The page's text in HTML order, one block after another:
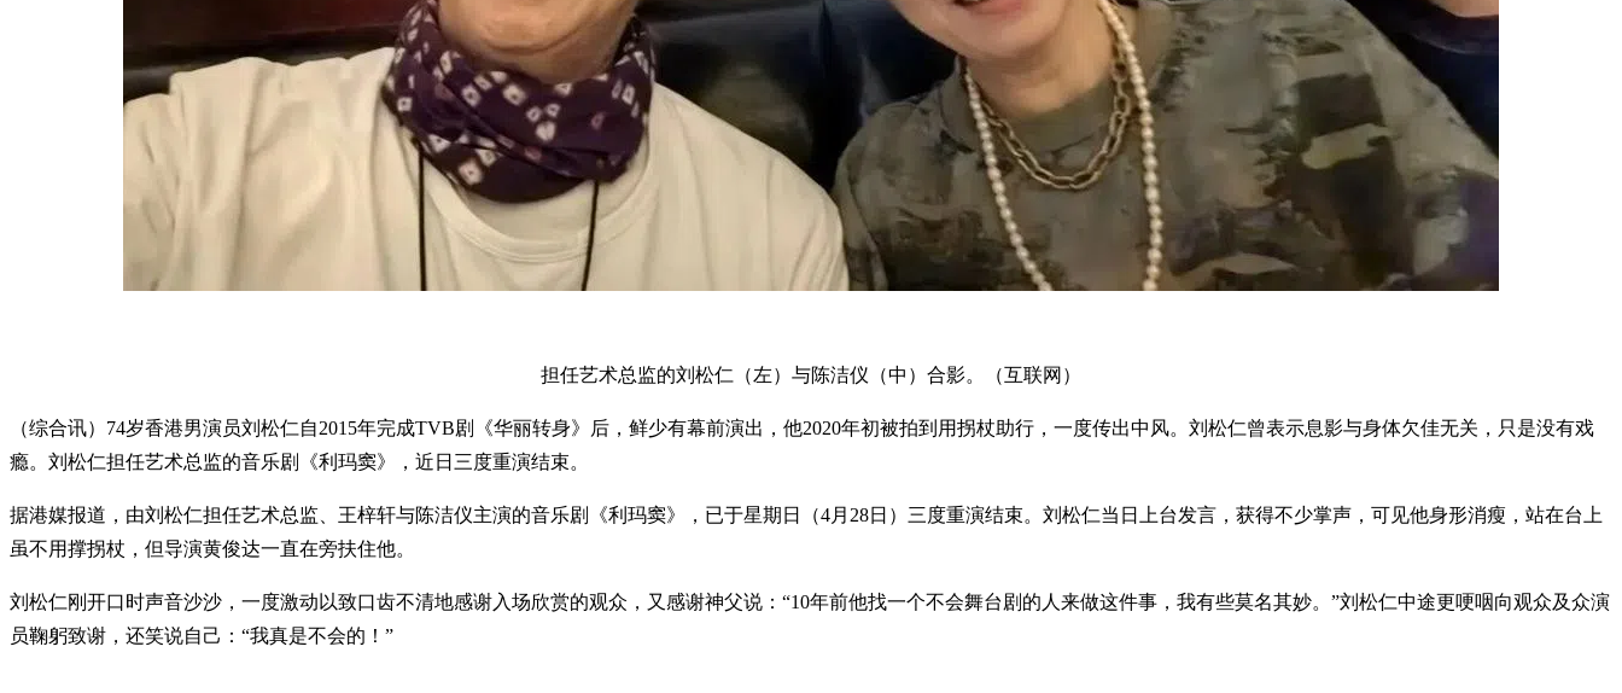
担任艺术总监的刘松仁（左）与陈洁仪（中）合影。（互联网）
（综合讯）74岁香港男演员刘松仁自2015年完成TVB剧《华丽转身》后，鲜少有幕前演出，他2020年初被拍到用拐杖助行，一度传出中风。刘松仁曾表示息影与身体欠佳无关，只是没有戏
瘾。刘松仁担任艺术总监的音乐剧《利玛窦》，近日三度重演结束。
据港媒报道，由刘松仁担任艺术总监、王梓轩与陈洁仪主演的音乐剧《利玛窦》，已于星期日（4月28日）三度重演结束。刘松仁当日上台发言，获得不少掌声，可见他身形消瘦，站在台上
虽不用撑拐杖，但导演黄俊达一直在旁扶住他。
刘松仁刚开口时声音沙沙，一度激动以致口齿不清地感谢入场欣赏的观众，又感谢神父说：“10年前他找一个不会舞台剧的人来做这件事，我有些莫名其妙。”刘松仁中途更哽咽向观众及众演
员鞠躬致谢，还笑说自己：“我真是不会的！”